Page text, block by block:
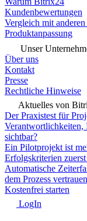
Kundenbewertungen
Vergleich mit
Produktanpassung
Unser
Über uns
Kontakt
Presse
Rechtliche Hinweise
Aktuelles von
Der Praxistest für
Verantwortlichkeiten,
sichtbar?
Ein Pilotprojekt ist
Erfolgskriterien zuerst
Automatische
dem Prozess vertrauen
Kostenfrei starten
LogIn